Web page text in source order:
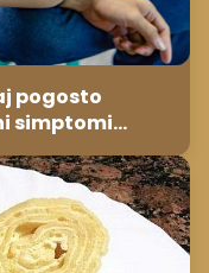
pogosto
simptomi